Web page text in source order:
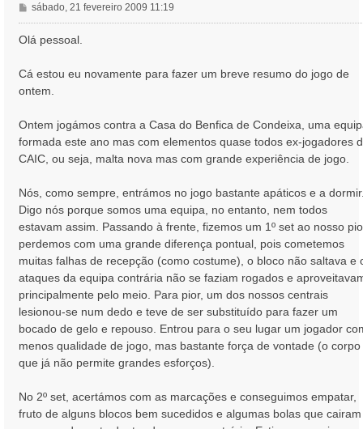
M
e
n
g
e
sábado, 21 fevereiro 2009 11:19
Olá pessoal.
Cá estou eu novamente para fazer um breve resumo do jogo de
ontem.
Ontem jogámos contra a Casa do Benfica de Condeixa, uma
formada este ano mas com elementos quase todos ex-jogadores
CAIC, ou seja, malta nova mas com grande experiência de jogo.
Nós, como sempre, entrámos no jogo bastante apáticos e a
Digo nós porque somos uma equipa, no entanto, nem todos
estavam assim. Passando à frente, fizemos um 1º set ao nosso
perdemos com uma grande diferença pontual, pois cometemos
muitas falhas de recepção (como costume), o bloco não saltava e
ataques da equipa contrária não se faziam rogados e
principalmente pelo meio. Para pior, um dos nossos centrais
lesionou-se num dedo e teve de ser substituído para fazer um
bocado de gelo e repouso. Entrou para o seu lugar um jogador
menos qualidade de jogo, mas bastante força de vontade (o corpo
que já não permite grandes esforços).
No 2º set, acertámos com as marcações e conseguimos empatar,
fruto de alguns blocos bem sucedidos e algumas bolas que cairam